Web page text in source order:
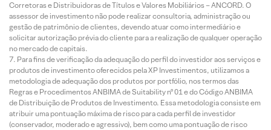
Corretoras e Distribuidoras de Títulos e Valores Mobiliários – ANCORD. O
assessor de investimento não pode realizar consultoria, administração ou
gestão de patrimônio de clientes, devendo atuar como intermediário e
solicitar autorização prévia do cliente para a realização de qualquer operação
no mercado de capitais.
Para fins de verificação da adequação do perfil do investidor aos serviços e
produtos de investimento oferecidos pela XP Investimentos, utilizamos a
metodologia de adequação dos produtos por portfólio, nos termos das
Regras e Procedimentos ANBIMA de Suitability nº 01 e do Código ANBIMA
de Distribuição de Produtos de Investimento. Essa metodologia consiste em
atribuir uma pontuação máxima de risco para cada perfil de investidor
(conservador, moderado e agressivo), bem como uma pontuação de risco